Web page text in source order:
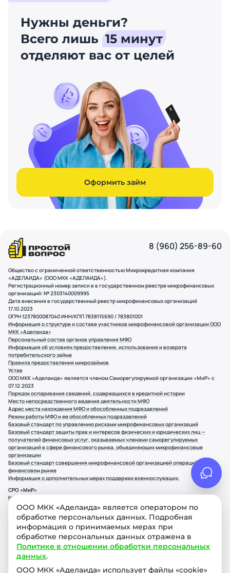
Нужны деньги?
Всего лишь 15 минут
отделяют вас от целей
Оформить займ
8 (960) 256-89-60
Общество с ограниченной ответственностью Микрокредитная компания
«АДЕЛАИДА» (ООО МКК «АДЕЛАИДА»).
Регистрационный номер записи в в государственном реестре микрофинансовых
организаций: № 2303140009995
Дата внесения в государственный реестр микрофинансовых организаций
17.10.2023
ОГРН 1237800087040 ИНН/КПП 7838115690 / 783801001
Информация о структуре и составе участников микрофинансовой организации ООО
МКК «Аделаида»
Персональный состав органов управления МФО
Информация об условиях предоставления, использования и возврата
потребительского займа
Правила предоставления микрозаймов
Устав
ООО МКК «Аделаида» является членом Саморегулируемой организации «МиР» с
07.12.2023
Порядок оспаривания сведений, содержащихся в кредитной истории
Место непосредственного ведения деятельности МФО
Адрес места нахождения МФО и обособленных подразделений
Режим работы МФО и ее обособленных подразделений
Базовый стандарт по управлению рисками микрофинансовых организаций
Базовый стандарт защиты прав и интересов физических и юридических лиц —
получателей финансовых услуг, оказываемых членами саморегулируемых
организаций в сфере финансового рынка, объединяющих микрофинансовые
организации
Базовый стандарт совершения микрофинансовой организацией операций на
финансовом рынке
Информация о дополнительных мерах поддержки военнослужащих.
СРО «МиР»
https://npmir.ru/
107078, г. Москва Орликов переулок, д.5, стр.1, этаж 2, пом.11
Банк России
https://www.cbr.ru/
Интернет-приемная Банка России
https://www.cbr.ru/Reception/
Реестры субъектов рынка микрофинансирования
https://www.cbr.ru/microfinance/registry/
Потребитель финансовых услуг вправе направить обращение финансовому
ООО МКК «Аделаида» является оператором по
обработке персональных данных. Подробная
информация о принимаемых мерах при
обработке персональных данных отражена в
Политике в отношении обработки персональных
данных.
ООО МКК «Аделаида» использует файлы «cookie»